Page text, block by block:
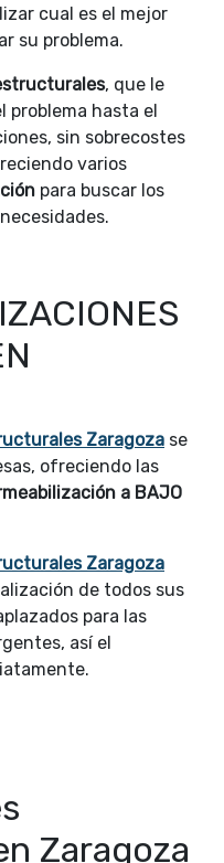
cual es el mejor
su problema.
, que le
problema hasta el
sin sobrecostes
varios
para buscar los
Zaragoza se
ofreciendo las
a BAJO
Zaragoza
de todos sus
para las
así el
Zaragoza